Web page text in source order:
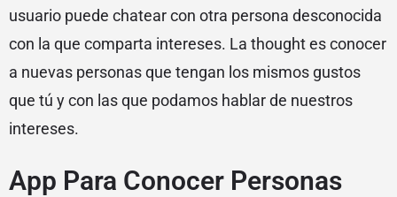
usuario puede chatear con otra persona desconocida
con la que comparta intereses. La thought es conocer
a nuevas personas que tengan los mismos gustos
que tú y con las que podamos hablar de nuestros
intereses.
App Para Conocer Personas